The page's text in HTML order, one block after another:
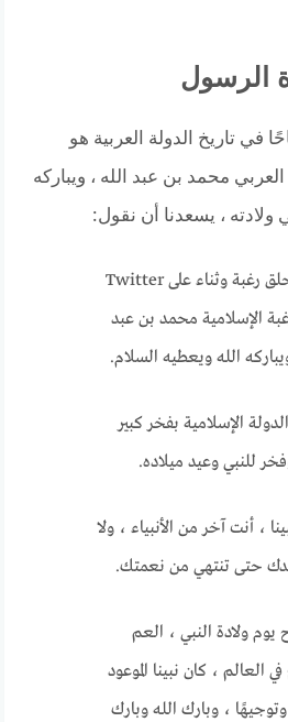
الرسول
في تاريخ الدولة العربية هو
محمد بن عبد الله ، ويباركه
ولادته ، يسعدنا أن نقول:
نشر الحلق رغبة وثناء على Twitter
الإسلامية محمد بن عبد
الله ويعطيه السلام.
الإسلامية بفخر كبير
للنبي وعيد ميلاده.
، أنت آخر من الأنبياء ، ولا
حتى تنتهي من نعمتك.
يوم ولادة النبي ، العم
العالم ، كان نبينا الموعود
، وبارك الله وبارك